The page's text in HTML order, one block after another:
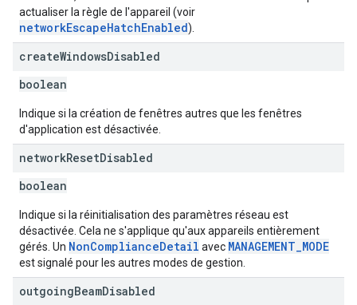
actualiser la règle de l'appareil (voir
networkEscapeHatchEnabled).
createWindowsDisabled
boolean
Indique si la création de fenêtres autres que les fenêtres
d'application est désactivée.
networkResetDisabled
boolean
Indique si la réinitialisation des paramètres réseau est
désactivée. Cela ne s'applique qu'aux appareils entièrement
gérés. Un NonComplianceDetail avec MANAGEMENT_MODE
est signalé pour les autres modes de gestion.
outgoingBeamDisabled